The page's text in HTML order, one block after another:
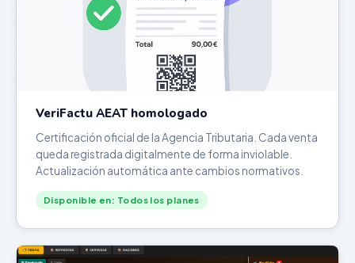
VeriFactu AEAT homologado
Certificación oficial de la Agencia Tributaria. Cada venta
queda registrada digitalmente de forma inviolable.
Actualización automática ante cambios normativos.
Disponible en: Todos los planes